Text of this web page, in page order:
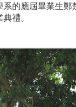
系的應屆畢業生
禮。